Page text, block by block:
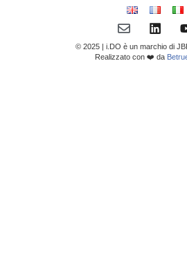
© 2025 | i.DO è un marchio di
Realizzato con ❤️ da